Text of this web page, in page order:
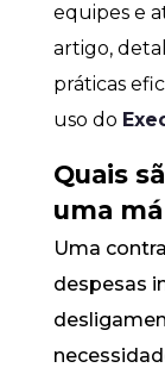
equipes e
artigo,
práticas
uso do
Quais
uma
Uma
despesas